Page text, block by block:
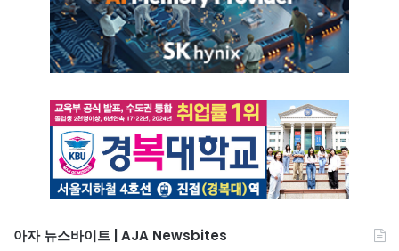
아자 뉴스바이트 | AJA Newsbites